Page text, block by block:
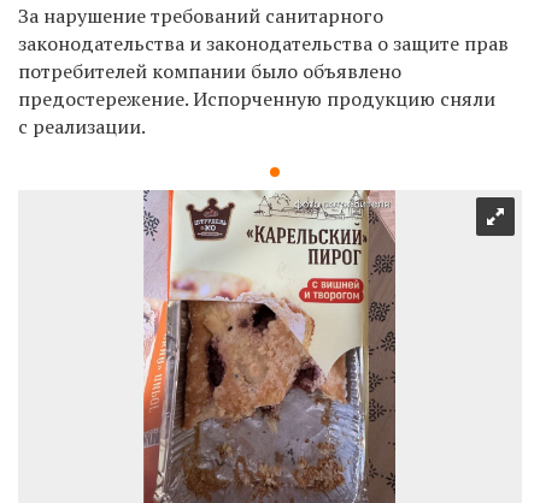
За нарушение требований санитарного
законодательства и законодательства о защите прав
потребителей компании было объявлено
предостережение. Испорченную продукцию сняли
с реализации.